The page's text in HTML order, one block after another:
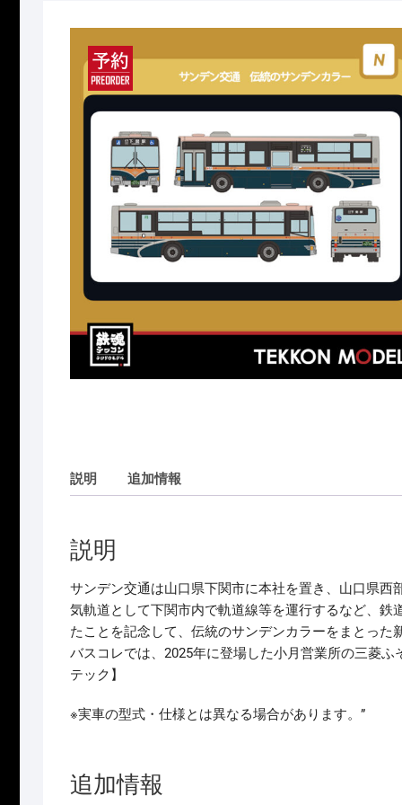
説明 追加情報
説明
サンデン交通は山口県下関市に本社を置き、山口県
気軌道として下関市内で軌道線等を運行するなど、
たことを記念して、伝統のサンデンカラーをまとった
バスコレでは、2025年に登場した小月営業所の三菱
テック】
※実車の型式・仕様とは異なる場合があります。”
追加情報